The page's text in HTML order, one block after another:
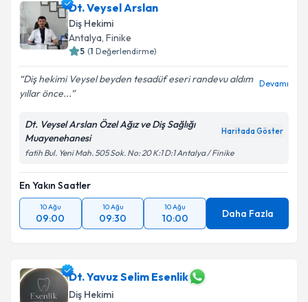
Dt. Veysel Arslan
Diş Hekimi
Antalya, Finike
5 (1 Değerlendirme)
Diş hekimi Veysel beyden tesadüf eseri randevu aldım
yıllar önce...
Devamı
Dt. Veysel Arslan Özel Ağız ve Diş Sağlığı
Muayenehanesi
Haritada Göster
fatih Bul. Yeni Mah. 505 Sok. No: 20 K:1 D:1 Antalya / Finike
En Yakın Saatler
10 Ağu
09:00
10 Ağu
09:30
10 Ağu
10:00 Daha Fazla
Dt. Yavuz Selim Esenlik
Diş Hekimi